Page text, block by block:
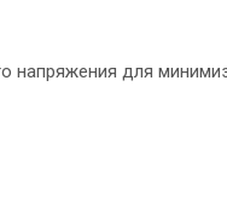
напряжения для